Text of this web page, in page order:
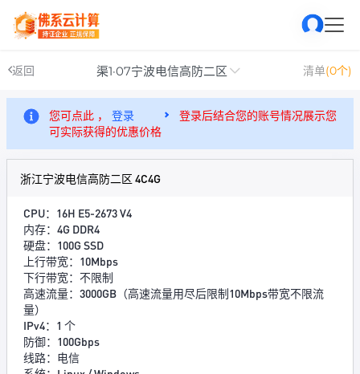
返回 渠1·07宁波电信高防二区 清单(0个)
您可点此 ， 登录
登录后结合您的账号情况展示您
可实际获得的优惠价格
浙江宁波电信高防二区 4C4G
CPU：16H E5-2673 V4
内存：4G DDR4
硬盘：100G SSD
上行带宽：10Mbps
下行带宽：不限制
高速流量：3000GB（高速流量用尽后限制10Mbps带宽不限流
量）
IPv4：1 个
防御：100Gbps
线路：电信